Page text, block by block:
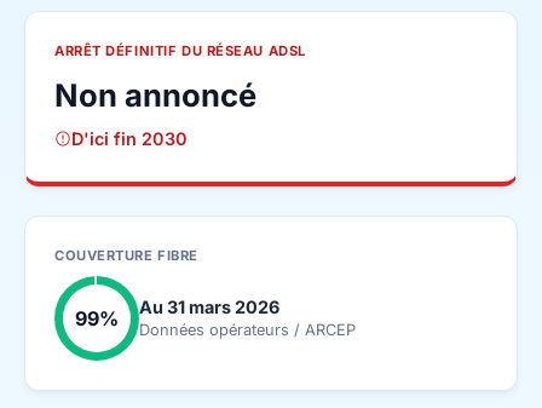
ARRÊT DÉFINITIF DU RÉSEAU ADSL
Non annoncé
D'ici fin 2030
COUVERTURE FIBRE
99% Au 31 mars 2026
Données opérateurs / ARCEP